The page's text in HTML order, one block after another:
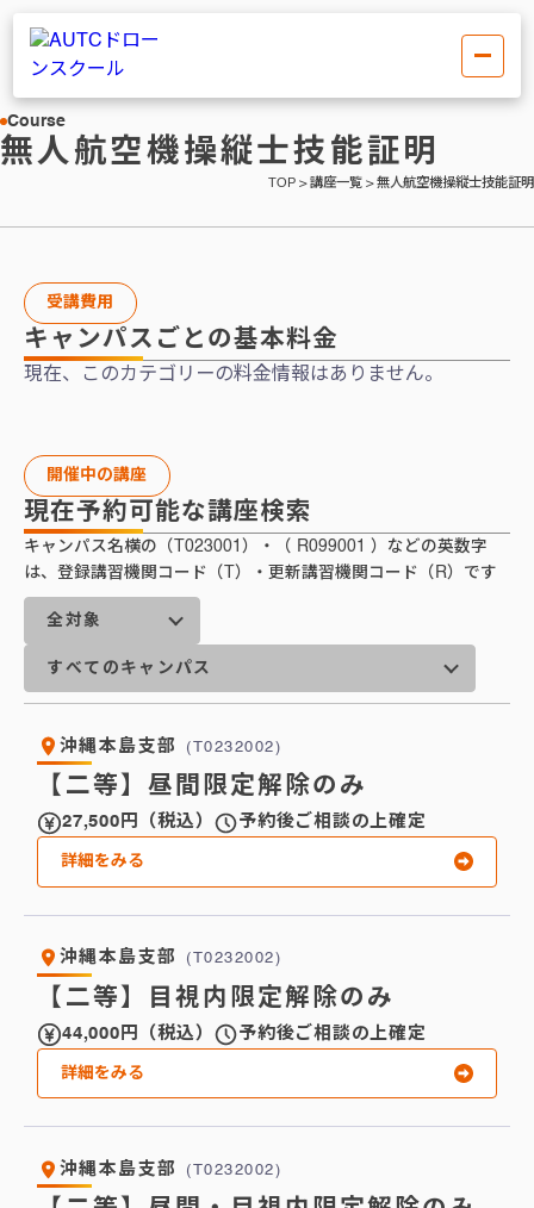
Course
無人航空機操縦士技能証明
TOP >講座一覧 >無人航空機操縦士技能証明
受講費用
キャンパスごとの基本料金
現在、このカテゴリーの料金情報はありません。
開催中の講座
現在予約可能な講座検索
キャンパス名横の（T023001）・（ R099001 ）などの英数字
は、登録講習機関コード（T）・更新講習機関コード（R）です
沖縄本島支部 (T0232002)
【二等】昼間限定解除のみ
27,500円（税込） 予約後ご相談の上確定
詳細をみる
沖縄本島支部 (T0232002)
【二等】目視内限定解除のみ
44,000円（税込） 予約後ご相談の上確定
詳細をみる
沖縄本島支部 (T0232002)